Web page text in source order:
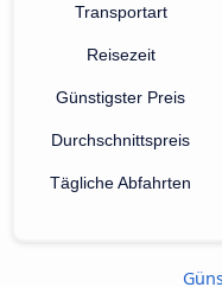
Transportart
Reisezeit
Günstigster Preis
Durchschnittspreis
Tägliche Abfahrten